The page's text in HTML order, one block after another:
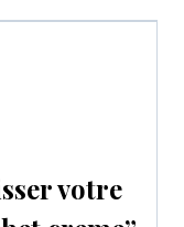
votre